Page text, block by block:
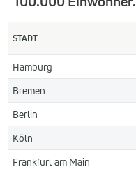
STADT
Hamburg
Bremen
Berlin
Köln
Frankfurt am Main